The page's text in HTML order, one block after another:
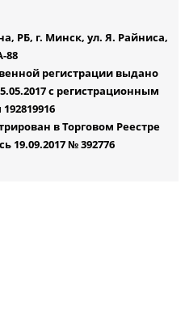
РБ, г. Минск, ул. Я. Райниса,
88
регистрации выдано
с регистрационным
в Торговом Реестре
19.09.2017 № 392776